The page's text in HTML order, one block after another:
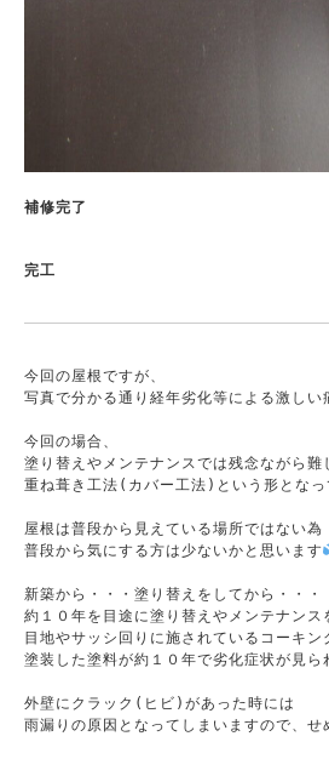
補修完了
今回の屋根ですが、
写真で分かる通り経年劣化等による激しい
今回の場合、
塗り替えやメンテナンスでは残念ながら難
重ね葺き工法(カバー工法)という形となっ
屋根は普段から見えている場所ではない為
普段から気にする方は少ないかと思います
新築から・・・塗り替えをしてから・・・
約１０年を目途に塗り替えやメンテナン
目地やサッシ回りに施されているコーキン
塗装した塗料が約１０年で劣化症状が見ら
外壁にクラック(ヒビ)があった時には
雨漏りの原因となってしまいますので、せ